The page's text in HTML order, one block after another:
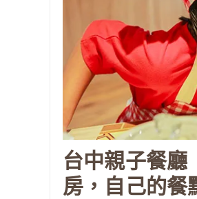
台中親子餐廳
房，自己的餐